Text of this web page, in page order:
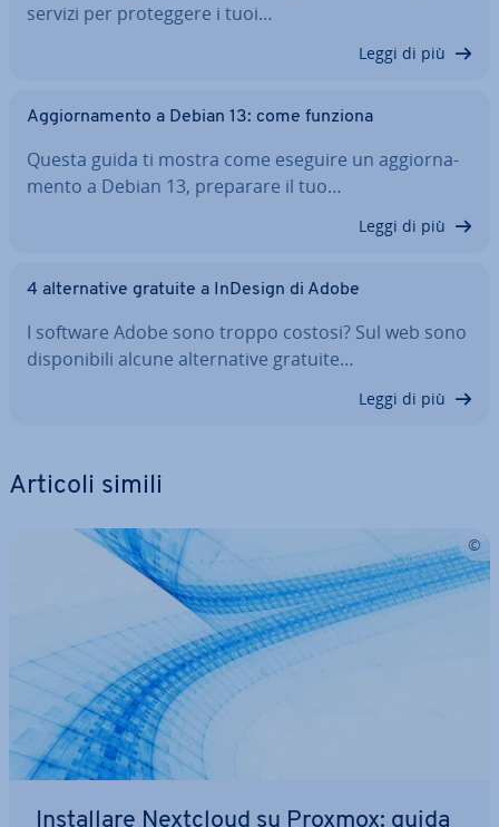
servizi per pro­teg­ge­re i tuoi…
Leggi di più
Ag­gior­na­men­to a Debian 13: come funziona
Questa guida ti mostra come eseguire un ag­gior­na­
men­to a Debian 13, preparare il tuo…
Leggi di più
4 al­ter­na­ti­ve gratuite a InDesign di Adobe
I software Adobe sono troppo costosi? Sul web sono
di­spo­ni­bi­li alcune al­ter­na­ti­ve gratuite…
Leggi di più
Articoli simili
In­stal­la­re Nextcloud su Proxmox: guida